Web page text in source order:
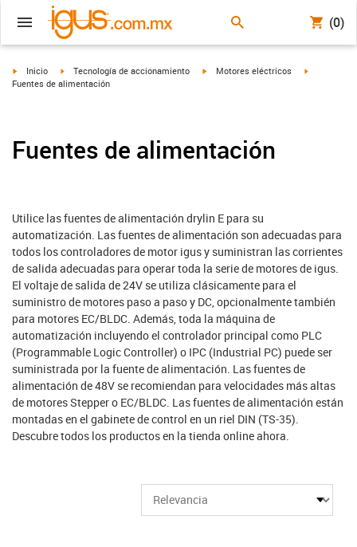
(0)
igus-icon-arrow-right
Inicio igus-icon-arrow-right
Tecnología de accionamiento igus-icon-arrow-right
Motores eléctricos
Fuentes de alimentación
Fuentes de alimentación
Utilice las fuentes de alimentación drylin E para su
automatización. Las fuentes de alimentación son adecuadas para
todos los controladores de motor igus y suministran las corrientes
de salida adecuadas para operar toda la serie de motores de igus.
El voltaje de salida de 24V se utiliza clásicamente para el
suministro de motores paso a paso y DC, opcionalmente también
para motores EC/BLDC. Además, toda la máquina de
automatización incluyendo el controlador principal como PLC
(Programmable Logic Controller) o IPC (Industrial PC) puede ser
suministrada por la fuente de alimentación. Las fuentes de
alimentación de 48V se recomiendan para velocidades más altas
de motores Stepper o EC/BLDC. Las fuentes de alimentación están
montadas en el gabinete de control en un riel DIN (TS-35).
Descubre todos los productos en la tienda online ahora.